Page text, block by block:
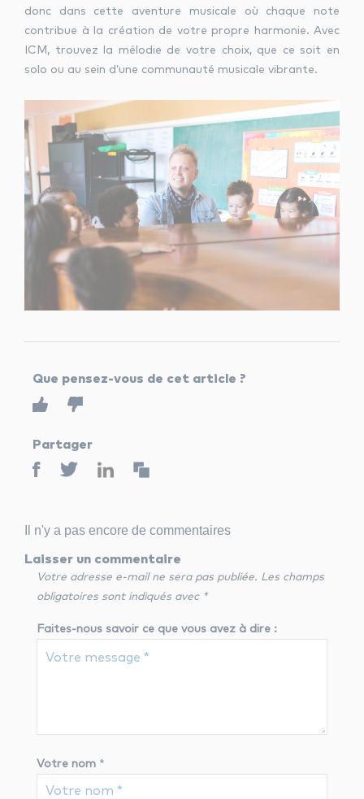
donc dans cette aventure musicale où chaque note
contribue à la création de votre propre harmonie. Avec
ICM, trouvez la mélodie de votre choix, que ce soit en
solo ou au sein d’une communauté musicale vibrante.
Que pensez-vous de cet article ?
Partager
Il n'y a pas encore de commentaires
Laisser un commentaire
Votre adresse e-mail ne sera pas publiée. Les champs
obligatoires sont indiqués avec *
Faites-nous savoir ce que vous avez à dire :
Votre nom *